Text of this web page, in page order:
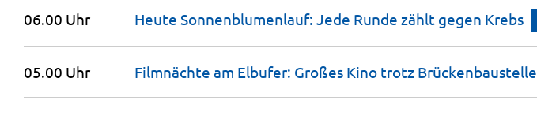
06.00 Uhr Heute Sonnenblumenlauf: Jede Runde zählt gegen Krebs
05.00 Uhr Filmnächte am Elbufer: Großes Kino trotz Brückenbaustelle